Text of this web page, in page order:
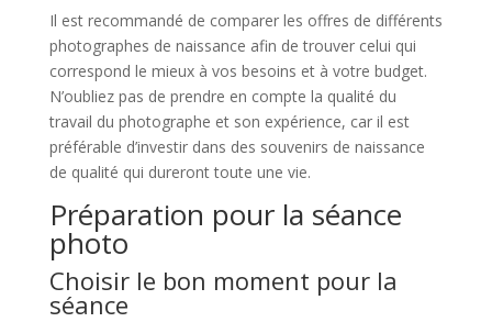
Il est recommandé de comparer les offres de différents
photographes de naissance afin de trouver celui qui
correspond le mieux à vos besoins et à votre budget.
N’oubliez pas de prendre en compte la qualité du
travail du photographe et son expérience, car il est
préférable d’investir dans des souvenirs de naissance
de qualité qui dureront toute une vie.
Préparation pour la séance
photo
Choisir le bon moment pour la
séance